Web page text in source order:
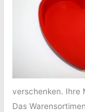
verschenken. Ihre
Das